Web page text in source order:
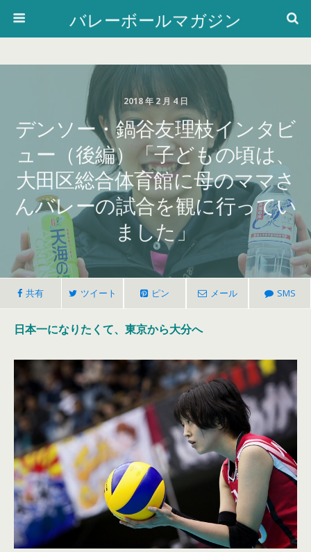
バレーボールマガジン
2018 年 2 月 4 日
デンソー・鍋谷友理枝インタビ
ュー（後編）「子どもの頃は、
大田区総合体育館に母のママさ
んバレーの試合を観に行ってい
ました」
共有 ツイート ピン メール SMS
日本一になりたくて、東京から大分へ